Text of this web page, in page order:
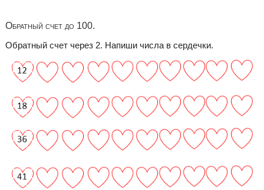
Обратный счет до 100.
Обратный счет через 2. Напиши числа в сердечки.